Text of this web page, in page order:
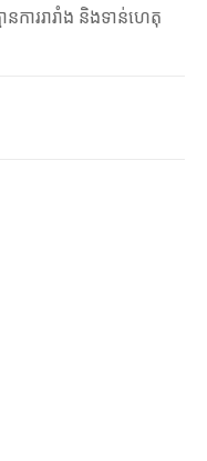
ការរារាំង និងទាន់ហេតុ